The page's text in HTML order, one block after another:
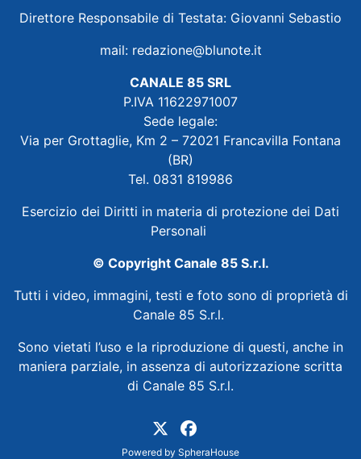
Direttore Responsabile di Testata: Giovanni Sebastio
mail: redazione@blunote.it
CANALE 85 SRL
P.IVA 11622971007
Sede legale:
Via per Grottaglie, Km 2 – 72021 Francavilla Fontana
(BR)
Tel. 0831 819986
Esercizio dei Diritti in materia di protezione dei Dati
Personali
© Copyright Canale 85 S.r.l.
Tutti i video, immagini, testi e foto sono di proprietà di
Canale 85 S.r.l.
Sono vietati l’uso e la riproduzione di questi, anche in
maniera parziale, in assenza di autorizzazione scritta
di Canale 85 S.r.l.
Powered by SpheraHouse